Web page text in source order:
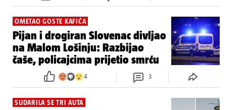
OMETAO GOSTE KAFIĆA
Pijan i drogiran Slovenac divljao
na Malom Lošinju: Razbijao
čaše, policajcima prijetio smrću
4 3
SUDARILA SE TRI AUTA